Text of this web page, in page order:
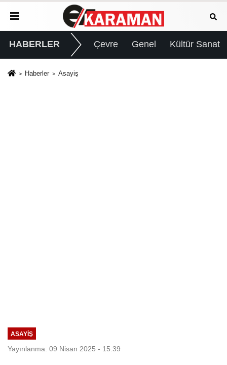
HABERLER Çevre Genel Kültür Sanat
Haberler Asayiş
ASAYIŞ
Yayınlanma: 09 Nisan 2025 - 15:39